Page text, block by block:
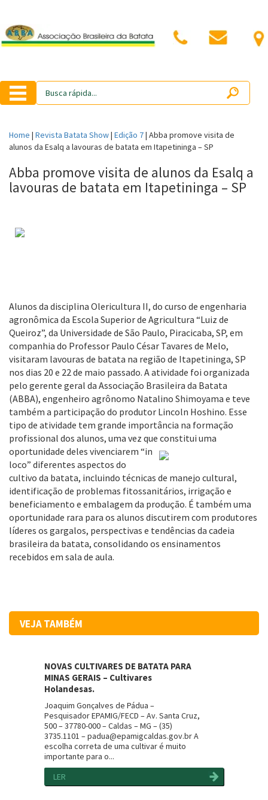
Home | Revista Batata Show| Edição 7| Abba promove visita de
alunos da Esalq a lavouras de batata em Itapetininga – SP
Abba promove visita de alunos da Esalq a
lavouras de batata em Itapetininga – SP
Alunos da disciplina Olericultura II, do curso de engenharia
agronômica da Escola Superior de Agricultura “Luiz de
Queiroz”, da Universidade de São Paulo, Piracicaba, SP, em
companhia do Professor Paulo César Tavares de Melo,
visitaram lavouras de batata na região de Itapetininga, SP
nos dias 20 e 22 de maio passado. A atividade foi organizada
pelo gerente geral da Associação Brasileira da Batata
(ABBA), engenheiro agrônomo Natalino Shimoyama e teve
também a participação do produtor Lincoln Hoshino. Esse
tipo de atividade tem grande importância na formação
profissional dos alunos, uma vez que constitui uma
oportunidade deles vivenciarem “in
loco” diferentes aspectos do
cultivo da batata, incluindo técnicas de manejo cultural,
identificação de problemas fitossanitários, irrigação e
beneficiamento e embalagem da produção. É também uma
oportunidade rara para os alunos discutirem com produtores
líderes os gargalos, perspectivas e tendências da cadeia
brasileira da batata, consolidando os ensinamentos
recebidos em sala de aula.
VEJA TAMBÉM
NOVAS CULTIVARES DE BATATA PARA
MINAS GERAIS – Cultivares
Holandesas.
Joaquim Gonçalves de Pádua –
Pesquisador EPAMIG/FECD – Av. Santa Cruz,
500 – 37780-000 – Caldas – MG – (35)
3735.1101 – padua@epamigcaldas.gov.br A
escolha correta de uma cultivar é muito
importante para o...
LER